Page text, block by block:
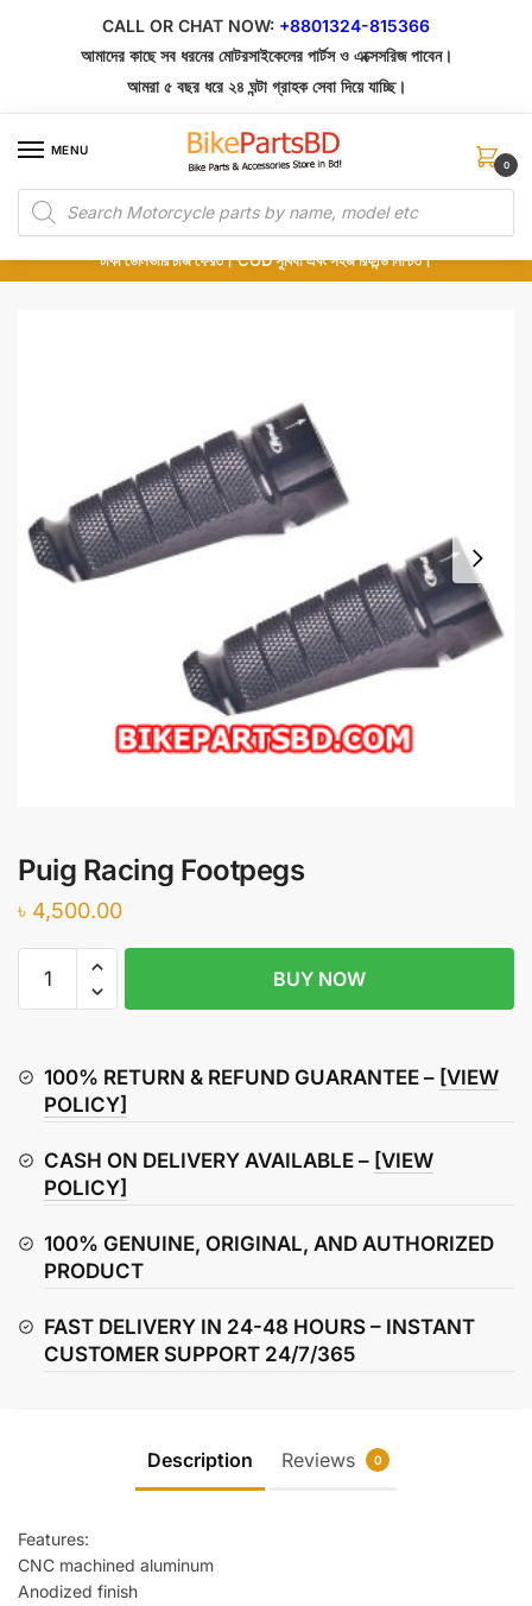
CALL OR CHAT NOW: +8801324-815366
আমাদের কাছে সব ধরনের মোটরসাইকেলের পার্টস ও এক্সেসরিজ পাবেন।
আমরা ৫ বছর ধরে ২৪ ঘন্টা গ্রাহক সেবা দিয়ে যাচ্ছি।
MENU
Products
search
0
১০০% অরিজিনাল পার্টস – শোরুম থেকে সরাসরি সংগ্রহ এবং শুধুমাত্র কুরিয়ার সার্ভিসে ডেলিভারি।
অর্ডার করার পর পার্টের ছবি দেখুন। পছন্দ হলে Cash on Delivery দিন, না হলে ৫ মিনিটে ১৯৯
টাকা ডেলিভারি চার্জ ফেরত। COD সুবিধা এবং সহজ রিফান্ড নিশ্চিত।
Puig Racing Footpegs
৳ 4,500.00
Racing
BUY NOW
100% RETURN & REFUND GUARANTEE – [VIEW
POLICY]
CASH ON DELIVERY AVAILABLE – [VIEW
POLICY]
100% GENUINE, ORIGINAL, AND AUTHORIZED
PRODUCT
FAST DELIVERY IN 24-48 HOURS – INSTANT
CUSTOMER SUPPORT 24/7/365
Description Reviews 0
Features:
CNC machined aluminum
Anodized finish